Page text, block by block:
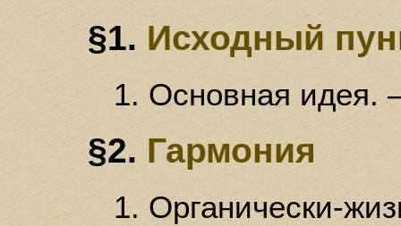
§1. Исходный
1. Основная идея.
§2. Гармония
1. Органически-